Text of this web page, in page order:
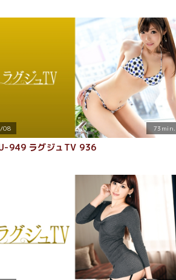
08 73min.
949 ラグジュTV 936